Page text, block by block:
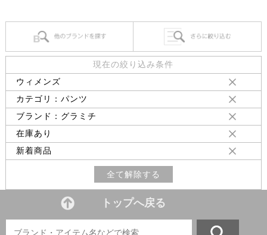
現在の絞り込み条件
ウィメンズ
カテゴリ：パンツ
ブランド：グラミチ
在庫あり
新着商品
全て解除する
トップへ戻る